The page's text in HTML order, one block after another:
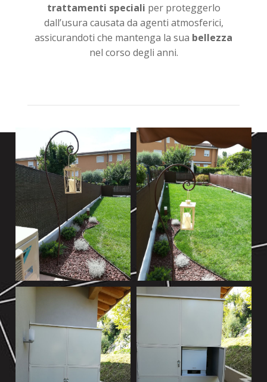
trattamenti speciali per proteggerlo
dall’usura causata da agenti atmosferici,
assicurandoti che mantenga la sua bellezza
nel corso degli anni.